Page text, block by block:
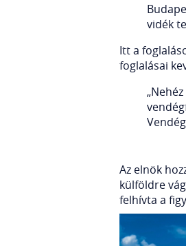
vidék
Itt a
foglalásai
Az elnök
külföldre
felhívta a